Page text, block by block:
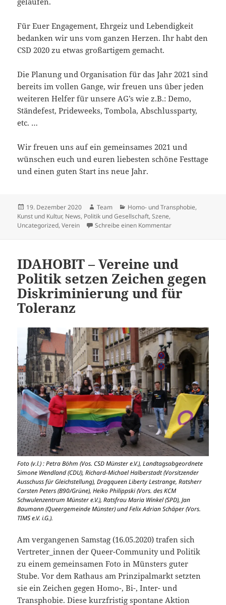
Für Euer Engagement, Ehrgeiz und Lebendigkeit
bedanken wir uns vom ganzen Herzen. Ihr habt den
CSD 2020 zu etwas großartigem gemacht.
Die Planung und Organisation für das Jahr 2021 sind
bereits im vollen Gange, wir freuen uns über jeden
weiteren Helfer für unsere AG’s wie z.B.: Demo,
Ständefest, Prideweeks, Tombola, Abschlussparty,
etc. …
Wir freuen uns auf ein gemeinsames 2021 und
wünschen euch und euren liebesten schöne Festtage
und einen guten Start ins neue Jahr.
Veröffentlicht
am
19. Dezember 2020 Autor
Team Kategorien
Homo- und Transphobie,
Kunst und Kultur, News, Politik und Gesellschaft,Szene,
Uncategorized,Verein Schreibe einen Kommentarzu Wir bedanken
IDAHOBIT – Vereine und
Politik setzen Zeichen gegen
Diskriminierung und für
Toleranz
Foto (v.l.) : Petra Böhm (Vos. CSD Münster e.V.), Landtagsabgeordnete
Simone Wendland (CDU), Richard-Michael Halberstadt (Vorsitzender
Ausschuss für Gleichstellung), Dragqueen Liberty Lestrange, Ratsherr
Carsten Peters (B90/Grüne), Heiko Philippski (Vors. des KCM
Schwulenzentrum Münster e.V.), Ratsfrau Maria Winkel (SPD), Jan
Baumann (Queergemeinde Münster) und Felix Adrian Schäper (Vors.
TIMS e.V. i.G.).
Am vergangenen Samstag (16.05.2020) trafen sich
Vertreter_innen der Queer-Community und Politik
zu einem gemeinsamen Foto in Münsters guter
Stube. Vor dem Rathaus am Prinzipalmarkt setzten
sie ein Zeichen gegen Homo-, Bi-, Inter- und
Transphobie. Diese kurzfristig spontane Aktion